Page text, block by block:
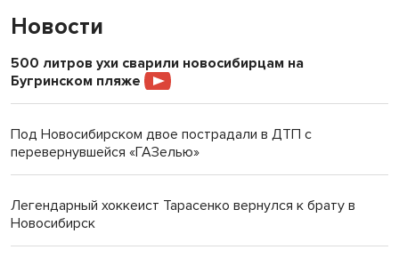
Новости
500 литров ухи сварили новосибирцам на
Бугринском пляже
Под Новосибирском двое пострадали в ДТП с
перевернувшейся «ГАЗелью»
Легендарный хоккеист Тарасенко вернулся к брату в
Новосибирск